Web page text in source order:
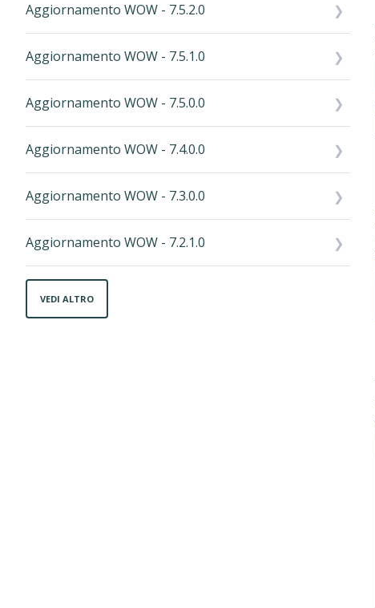
Aggiornamento WOW - 7.5.2.0
Aggiornamento WOW - 7.5.1.0
Aggiornamento WOW - 7.5.0.0
Aggiornamento WOW - 7.4.0.0
Aggiornamento WOW - 7.3.0.0
Aggiornamento WOW - 7.2.1.0
VEDI ALTRO